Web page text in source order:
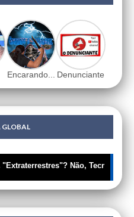
Encarando... Denunciante
GLOBAL
Não, Tecnologia